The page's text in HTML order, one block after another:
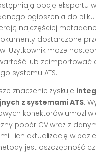
opcję eksportu
ogłoszenia do pliku
najczęściej
dostarczone
Użytkownik może
lub zaimportować
systemu ATS.
znaczenie zyskuje
z systemami ATS.
konektorów
pobór CV wraz z
i ich aktualizację w
jest oszczędność